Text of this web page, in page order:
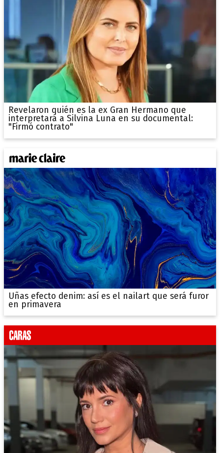
Revelaron quién es la ex Gran Hermano que
interpretará a Silvina Luna en su documental:
"Firmó contrato"
Uñas efecto denim: así es el nailart que será furor
en primavera